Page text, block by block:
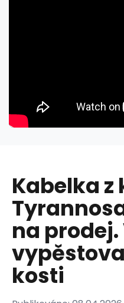
Kabelka z
na
kosti